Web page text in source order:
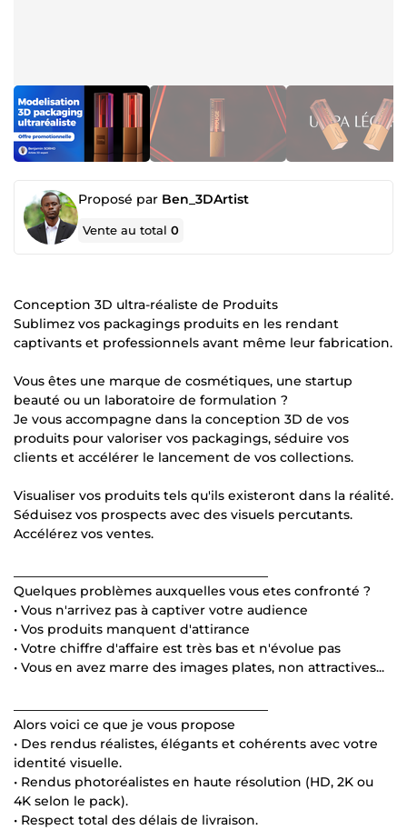
Proposé par Ben_3DArtist
Vente au total0
Conception 3D ultra-réaliste de Produits
Sublimez vos packagings produits en les rendant
captivants et professionnels avant même leur fabrication.
Vous êtes une marque de cosmétiques, une startup
beauté ou un laboratoire de formulation ?
Je vous accompagne dans la conception 3D de vos
produits pour valoriser vos packagings, séduire vos
clients et accélérer le lancement de vos collections.
Visualiser vos produits tels qu'ils existeront dans la réalité.
Séduisez vos prospects avec des visuels percutants.
Accélérez vos ventes.
Quelques problèmes auxquelles vous etes confronté ?
• Vous n'arrivez pas à captiver votre audience
• Vos produits manquent d'attirance
• Votre chiffre d'affaire est très bas et n'évolue pas
• Vous en avez marre des images plates, non attractives...
Alors voici ce que je vous propose
• Des rendus réalistes, élégants et cohérents avec votre
identité visuelle.
• Rendus photoréalistes en haute résolution (HD, 2K ou
4K selon le pack).
• Respect total des délais de livraison.